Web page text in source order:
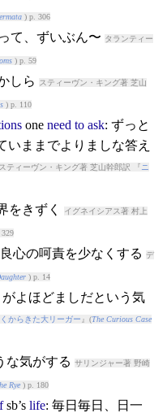
) p. 306
て、ずいぶん〜 タランティー
) p. 59
しら スティーヴン・キング著 芝山
) p. 110
one need to ask: ずっと
いままでよりましな答え
スティーヴン・キング著 芝山幹郎訳 『 ニ
をきずく イグネイシアス著 村上
心の呵責を少なくする デ
) p. 14
よほどましだという気
からきた大リーガー 』(The Curious Case
な気がする サリンジャー著 野崎
Rye) p. 180
sb’s life: 毎日毎日、日一